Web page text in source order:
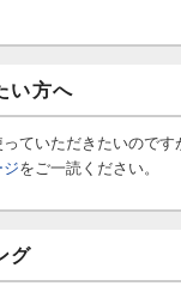
い方へ
ていただきたいので
をご一読ください。
グ